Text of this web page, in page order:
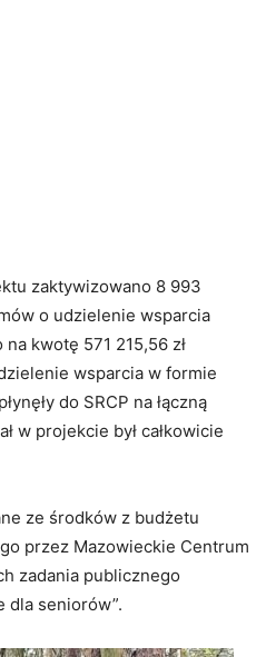
zaktywizowano 8 993
o udzielenie wsparcia
kwotę 571 215,56 zł
wsparcia w formie
do SRCP na łączną
w projekcie był całkowicie
ze środków z budżetu
przez Mazowieckie Centrum
zadania publicznego
dla seniorów”.